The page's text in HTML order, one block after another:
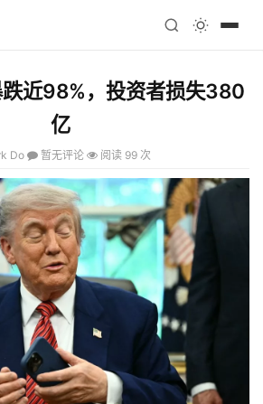
近98%，投资者损失380
亿
Do 暂无评论 阅读 99 次